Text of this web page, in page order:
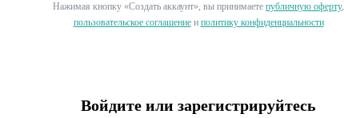
Нажимая кнопку «Создать аккаунт», вы принимаете публичную оферту,
пользовательское соглашениеи политику конфиденциальности
Войдите или зарегистрируйтесь